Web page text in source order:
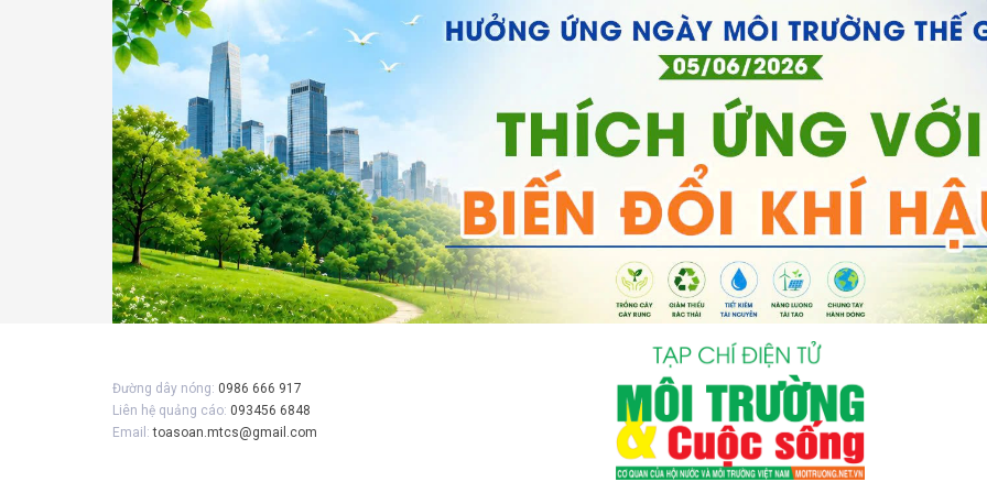
Đường dây nóng: 0986 666 917
Liên hệ quảng cáo: 093456 6848
Email:toasoan.mtcs@gmail.com
Gửi bình luận